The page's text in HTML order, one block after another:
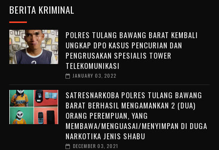
BERITA KRIMINAL
POLRES TULANG BAWANG BARAT KEMBALI
UNGKAP DPO KASUS PENCURIAN DAN
PENGRUSAKAN SPESIALIS TOWER
TELEKOMUNIKASI
JANUARY 03, 2022
SATRESNARKOBA POLRES TULANG BAWANG
BARAT BERHASIL MENGAMANKAN 2 (DUA)
ORANG PEREMPUAN, YANG
MEMBAWA/MENGUASAI/MENYIMPAN DI DUGA
NARKOTIKA JENIS SHABU
DECEMBER 03, 2021